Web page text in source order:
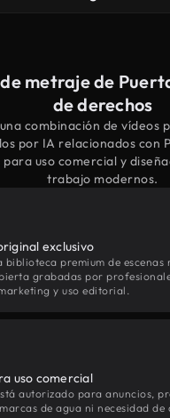
de metraje de
de derechos
combinación de vídeos
por IA relacionados con
uso comercial y
trabajo modernos.
exclusivo
biblioteca premium de escenas
grabadas por
y uso editorial.
uso comercial
autorizado para anuncios,
de agua ni necesidad de